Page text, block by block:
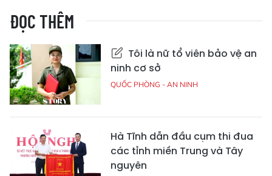
ĐỌC THÊM
Tôi là nữ tổ viên bảo vệ an
ninh cơ sở
QUỐC PHÒNG - AN NINH
Hà Tĩnh dẫn đầu cụm thi đua
các tỉnh miền Trung và Tây
nguyên